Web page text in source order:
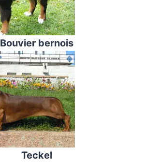
Bouvier bernois
Teckel